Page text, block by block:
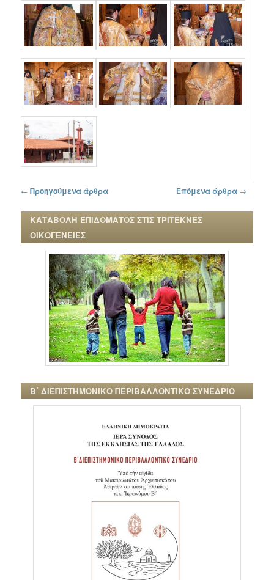
Πλοήγηση στα άρθρα
← Προηγούμενα άρθρα Επόμενα άρθρα →
ΚΑΤΑΒΟΛΗ ΕΠΙΔΟΜΑΤΟΣ ΣΤΙΣ ΤΡΙΤΕΚΝΕΣ
ΟΙΚΟΓΕΝΕΙΕΣ
Β΄ ΔΙΕΠΙΣΤΗΜΟΝΙΚΟ ΠΕΡΙΒΑΛΛΟΝΤΙΚΟ ΣΥΝΕΔΡΙΟ